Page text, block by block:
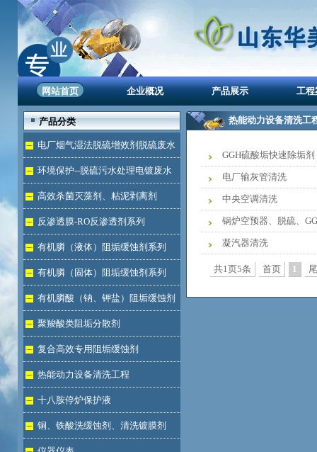
网站首页 企业概况 产品展示 工程
产品分类
电厂烟气湿法脱硫增效剂脱硫废水
处理环境保护--脱硫污水处理电镀废水
达标高效杀菌灭藻剂、粘泥剥离剂
反渗透膜-RO反渗透剂系列
有机膦（液体）阻垢缓蚀剂系列
有机膦（固体）阻垢缓蚀剂系列
有机膦酸（钠、钾盐）阻垢缓蚀剂
液体聚羧酸类阻垢分散剂
复合高效专用阻垢缓蚀剂
热能动力设备清洗工程
十八胺停炉保护液
铜、铁酸洗缓蚀剂、清洗镀膜剂
热能动力设备清洗工
GGH硫酸垢快速除垢剂
电厂输灰管清洗
中央空调清洗
锅炉空预器、脱硫、
凝汽器清洗
共1页5条 首页 1